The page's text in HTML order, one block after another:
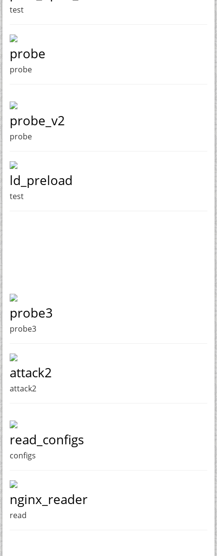
test
probe
probe
probe_v2
probe
ld_preload
test
probe3
probe3
attack2
attack2
read_configs
configs
nginx_reader
read